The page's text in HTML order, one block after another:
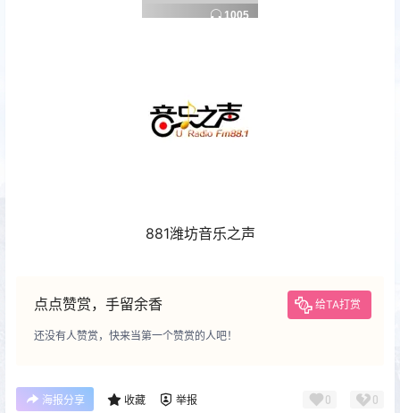
881潍坊音乐之声
点点赞赏，手留余香 给TA打赏
还没有人赞赏，快来当第一个赞赏的人吧！
海报分享 收藏 举报 0 0